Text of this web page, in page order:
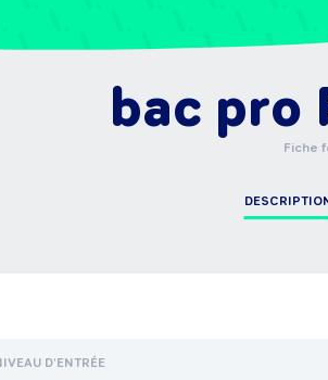
bac pro
Fiche
D'ENTRÉE